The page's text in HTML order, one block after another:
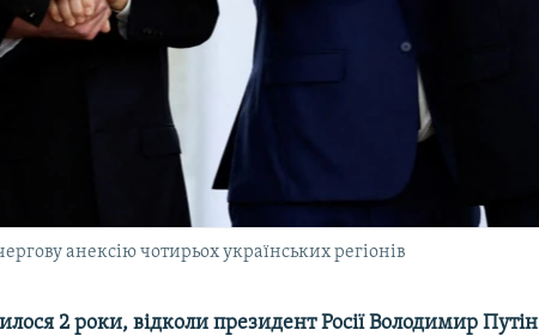
анексію чотирьох українських регіонів
2 роки, відколи президент Росії Володимир Путін